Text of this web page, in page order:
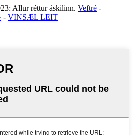
Allur réttur áskilinn. Veftré -
- VINSÆL LEIT